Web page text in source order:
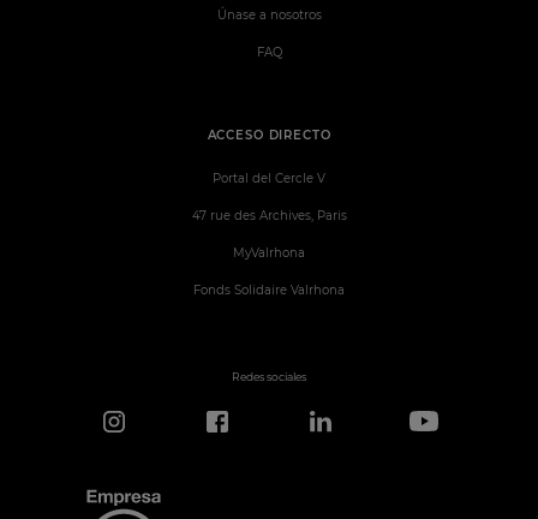
ACCESO DIRECTO
Portal del Cercle V
47 rue des Archives, Paris
MyValrhona
Fonds Solidaire Valrhona
Únase a nosotros
FAQ
Redes sociales